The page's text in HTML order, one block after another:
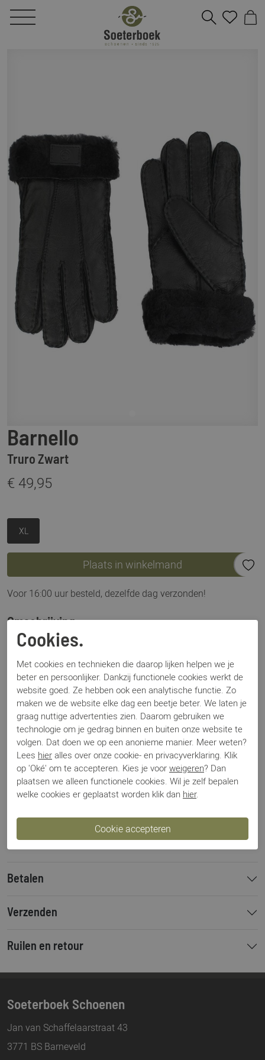
Barnello
Truro Zwart
€ 49,95
XL
Plaats in winkelmand
Voor 16:00 uur besteld, dezelfde dag verzonden!
Omschrijving
Glove IT Truro zwart: heerlijke handschoenen, gemaakt van
verschillende kleuren: cognac, zwart en beige. Ideaal voor
het koudere weer en helemaal stijlvol de winter door.
Specificaties
Merk
Barnello
Artikelnummer
Truro
Los voetbed
Nee
Categorie
Handschoenen
Materiaal
Leer
Bestelcode
00003360
Betalen
Verzenden
Ruilen en retour
Soeterboek Schoenen
Jan van Schaffelaarstraat 43
3771 BS Barneveld
Cookies.
Met cookies en technieken die daarop lijken helpen we je
beter en persoonlijker. Dankzij functionele cookies werkt de
website goed. Ze hebben ook een analytische functie. Zo
maken we de website elke dag een beetje beter. We laten je
graag nuttige advertenties zien. Daarom gebruiken we
technologie om je gedrag binnen en buiten onze website te
volgen. Dat doen we op een anonieme manier. Meer weten?
Lees hier alles over onze cookie- en privacyverklaring. Klik
op 'Oké' om te accepteren. Kies je voor weigeren? Dan
plaatsen we alleen functionele cookies. Wil je zelf bepalen
welke cookies er geplaatst worden klik dan hier.